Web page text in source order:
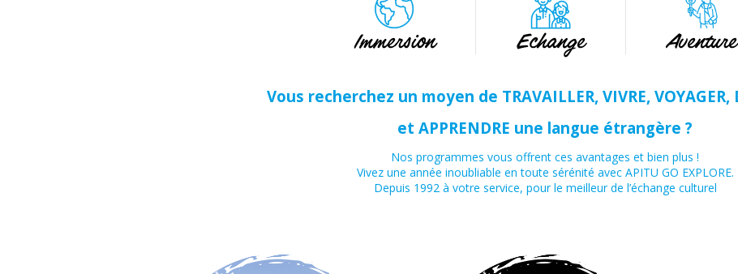
Immersion Echange Aventure
Vous recherchez un moyen de TRAVAILLER, VIVRE, VOYAGER,
et APPRENDRE une langue étrangère ?
Nos programmes vous offrent ces avantages et bien plus !
Vivez une année inoubliable en toute sérénité avec APITU GO EXPLORE.
Depuis 1992 à votre service, pour le meilleur de l’échange culturel